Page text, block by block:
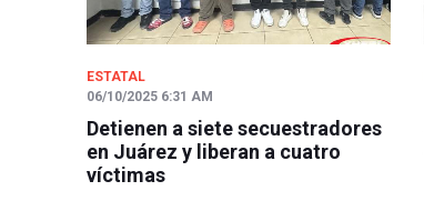
ESTATAL
06/10/2025 6:31 AM
Detienen a siete secuestradores
en Juárez y liberan a cuatro
víctimas